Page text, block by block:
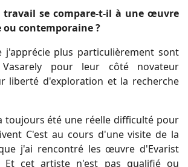
travail se compare-t-il à une œuvre
contemporaine ?
j'apprécie plus particulièrement sont
pour leur côté novateur
liberté d'exploration et la recherche
toujours été une réelle difficulté pour
C'est au cours d'une visite de la
j'ai rencontré lesœuvre d'Evarist
Et cet artiste n'est pas qualifié ou